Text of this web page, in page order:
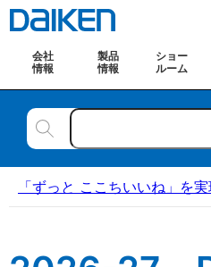
会社
情報
製品
情報
ショー
ルーム
「ずっと ここちいいね」を